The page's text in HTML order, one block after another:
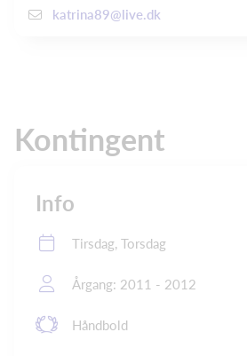
katrina89@live.dk
Kontingent
Info
Tirsdag, Torsdag
Årgang: 2011 - 2012
Håndbold